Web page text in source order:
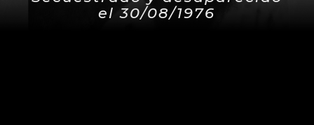
el 30/08/1976